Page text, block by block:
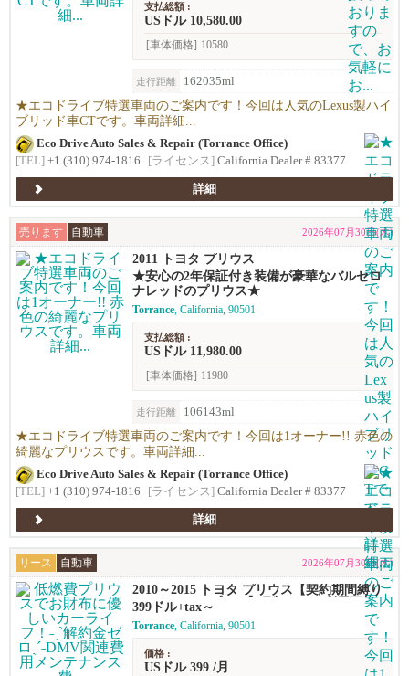
支払総額 :
USドル 10,580.00
[車体価格] 10580
走行距離 162035ml
★エコドライブ特選車両のご案内です！今回は人気のLexus製ハイ
ブリッド車CTです。車両詳細...
Eco Drive Auto Sales & Repair (Torrance Office)
[TEL] +1 (310) 974-1816 [ライセンス] California Dealer # 83377
詳細
売ります 自動車 2026年07月30日(木)
2011 トヨタ プリウス
★安心の2年保証付き装備が豪華なバルセロ
ナレッドのプリウス★
Torrance, California, 90501
支払総額 :
USドル 11,980.00
[車体価格] 11980
走行距離 106143ml
★エコドライブ特選車両のご案内です！今回は1オーナー!! 赤色の
綺麗なプリウスです。車両詳細...
Eco Drive Auto Sales & Repair (Torrance Office)
[TEL] +1 (310) 974-1816 [ライセンス] California Dealer # 83377
詳細
リース 自動車 2026年07月30日(木)
2010～2015 トヨタ プリウス【契約期間縛り
ナシのリースプラン】月額$399～利用可能！
399ドル+tax～
Torrance, California, 90501
価格 :
USドル 399 /月